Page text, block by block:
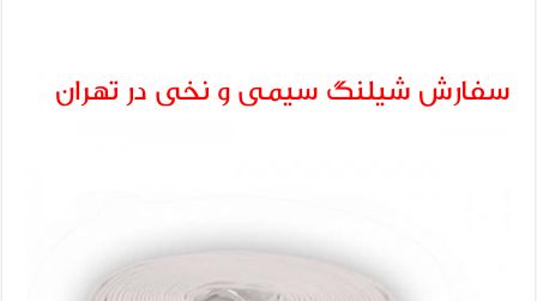
سفارش شیلنگ سیمی و نخی در تهران